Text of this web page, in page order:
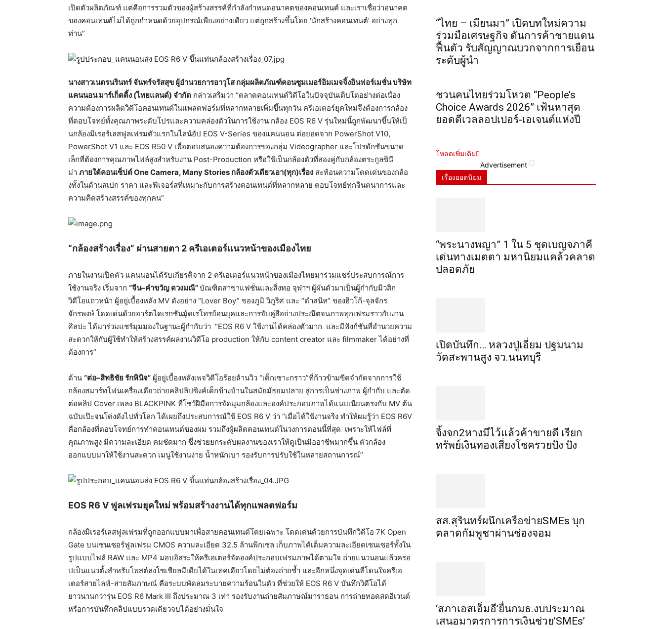
เปิดตัวผลิตภัณฑ์ แต่คือการรวมตัวของผู้สร้างสรรค์ที่กำลังกำหนดอนาคตของคอนเทนต์ และเราเชื่อว่าอนาคต
ของคอนเทนต์ไม่ได้ถูกกำหนดด้วยอุปกรณ์เพียงอย่างเดียว แต่ถูกสร้างขึ้นโดย ‘นักสร้างคอนเทนต์’ อย่างทุก
ท่าน”
นางสาวเนตรนรินทร์ จันทร์จรัสสุข ผู้อำนวยการอาวุโส กลุ่มผลิตภัณฑ์คอนซูมเมอร์อิมเมจจิ้งอินฟอร์เมชั่น บริษัท
แคนนอน มาร์เก็ตติ้ง (ไทยแลนด์) จำกัด กล่าวเสริมว่า “ตลาดคอนเทนต์วิดีโอในปัจจุบันเติบโตอย่างต่อเนื่อง
ความต้องการผลิตวิดีโอคอนเทนต์ในแพลตฟอร์มที่หลากหลายเพิ่มขึ้นทุกวัน ครีเอเตอร์ยุคใหม่จึงต้องการกล้อง
ที่ตอบโจทย์ทั้งคุณภาพระดับโปรและความคล่องตัวในการใช้งาน กล้อง EOS R6 V รุ่นใหม่นี้ถูกพัฒนาขึ้นให้เป็
นกล้องมิเรอร์เลสฟูลเฟรมตัวแรกในไลน์อัป EOS V-Series ของแคนนอน ต่อยอดจาก PowerShot V10,
PowerShot V1 และ EOS R50 V เพื่อตอบสนองความต้องการของกลุ่ม Videographer และโปรดักชันขนาด
เล็กที่ต้องการคุณภาพไฟล์สูงสำหรับงาน Post-Production หรือใช้เป็นกล้องตัวที่สองคู่กับกล้องตระกูลซินี
ม่า ภายใต้คอนเซ็ปต์ One Camera, Many Stories กล้องตัวเดียวเอา(ทุก)เรื่อง สะท้อนความโดดเด่นของกล้อ
งทั้งในด้านสเปก ราคา และฟีเจอร์สที่เหมาะกับการสร้างคอนเทนต์ที่หลากหลาย ตอบโจทย์ทุกจินตนาการและ
ความคิดสร้างสรรค์ของทุกคน”
“กล้องสร้างเรื่อง” ผ่านสายตา 2 ครีเอเตอร์แนวหน้าของเมืองไทย
ภายในงานเปิดตัว แคนนอนได้รับเกียรติจาก 2 ครีเอเตอร์แนวหน้าของเมืองไทยมาร่วมแชร์ประสบการณ์การ
ใช้งานจริง เริ่มจาก “จีน–คำขวัญ ดวงมณี”บัณฑิตสาขาแฟชั่นและสิ่งทอ จุฬาฯ ผู้ผันตัวมาเป็นผู้กำกับมิวสิก
วิดีโอแถวหน้า ผู้อยู่เบื้องหลัง MV ดังอย่าง “Lover Boy” ของภูมิ วิภูริศ และ “ดำสนิท” ของฮิวโก้-จุลจักร
จักรพงษ์ โดดเด่นด้วยอาร์ตไดเรกชันมู้ดเรโทรย้อนยุคและการจับคู่สีอย่างประณีตจนภาพทุกเฟรมราวกับงาน
ศิลปะ ได้มาร่วมแชร์มุมมองในฐานะผู้กำกับว่า “EOS R6 V ใช้งานได้คล่องตัวมาก และมีฟังก์ชันที่อำนวยความ
สะดวกให้กับผู้ใช้ทำให้สร้างสรรค์ผลงานวิดีโอ production ให้กับ content creator และ filmmaker ได้อย่างที่
ต้องการ”
ด้าน “ต่อ–สิทธิชัย รักพินิจ” ผู้อยู่เบื้องหลังเพจวิดีโอร้อยล้านวิว “เด็กเซาะกราว”ที่ก้าวข้ามขีดจำกัดจากการใช้
กล้องสมาร์ทโฟนเครื่องเดียวถ่ายคลิปลิปซิงค์เด็กข้างบ้านในสมัยมัธยมปลาย สู่การเป็นช่างภาพ ผู้กำกับ และตัด
ต่อคลิป Cover เพลง BLACKPINK ที่โชว์ฝีมือการจัดมุมกล้องและองค์ประกอบภาพได้แนบเนียนตรงกับ MV ต้น
ฉบับเป๊ะจนโด่งดังไปทั่วโลก ได้เผยถึงประสบการณ์ใช้ EOS R6 V ว่า “เมื่อได้ใช้งานจริง ทำให้ผมรู้ว่า EOS R6V
คือกล้องที่ตอบโจทย์การทำคอนเทนต์ของผม รวมถึงผู้ผลิตคอนเทนต์ในวงการตอนนี้ที่สุด เพราะให้ไฟล์ที่
คุณภาพสูง มีความละเอียด คมชัดมาก ซึ่งช่วยยกระดับผลงานของเราให้ดูเป็นมืออาชีพมากขึ้น ตัวกล้อง
ออกแบบมาให้ใช้งานสะดวก เมนูใช้งานง่าย น้ำหนักเบา รองรับการปรับใช้ในหลายสถานการณ์”
EOS R6 V ฟูลเฟรมยุคใหม่ พร้อมสร้างงานได้ทุกแพลตฟอร์ม
กล้องมิเรอร์เลสฟูลเฟรมที่ถูกออกแบบมาเพื่อสายคอนเทนต์โดยเฉพาะ โดดเด่นด้วยการบันทึกวิดีโอ 7K Open
Gate บนเซนเซอร์ฟูลเฟรม CMOS ความละเอียด 32.5 ล้านพิกเซล เก็บภาพได้เต็มความละเอียดเซนเซอร์ทั้งใน
รูปแบบไฟล์ RAW และ MP4 มอบอิสระให้ครีเอเตอร์จัดองค์ประกอบเฟรมภาพได้ตามใจ ถ่ายแนวนอนแล้วครอ
ปเป็นแนวตั้งสำหรับโพสต์ลงโซเชียลมีเดียได้ในเทคเดียวโดยไม่ต้องถ่ายซ้ำ และอีกหนึ่งจุดเด่นที่โดนใจครีเอ
เตอร์สายไลฟ์-สายสัมภาษณ์ คือระบบพัดลมระบายความร้อนในตัว ที่ช่วยให้ EOS R6 V บันทึกวิดีโอได้
ยาวนานกว่ารุ่น EOS R6 Mark III ถึงประมาณ 3 เท่า รองรับงานถ่ายสัมภาษณ์มาราธอน การถ่ายทอดสดอีเวนต์
หรือการบันทึกคลิปแบบรวดเดียวจบได้อย่างมั่นใจ
“ไทย – เมียนมา” เปิดบทใหม่ความ
ร่วมมือเศรษฐกิจ ดันการค้าชายแดน
ฟื้นตัว รับสัญญาณบวกจากการเยือน
ระดับผู้นำ
ชวนคนไทยร่วมโหวต “People’s
Choice Awards 2026” เฟ้นหาสุด
ยอดดีเวลลอปเปอร์-เอเจนต์แห่งปี
โหลดเพิ่มเติม
Advertisement
เรื่องยอดนิยม
“พระ​นาง​พญา” 1 ใน 5​ ชุดเบญจ​ภาคี​
เด่นทางเมตตา​ มหา​นิยม​แคล้วคลาด​
ปลอดภัย​
เปิดบันทึก… หลวงปู่เอี่ยม ​ปฐม​นาม​
วัดสะพานสูง​ จว.นนทบุรี
จิ้งจก​2​หาง​มีไว้แล้ว​ค้าขาย​ดี​ เรียก​
ทรัพย์เงินทอง​เสี่ยงโชค​รวยปัง​ ปัง​
สส.สุรินทร์ผนึกเครือข่ายSMEs บุก
ตลาดกัมพูชาผ่านช่องจอม
‘สภาเอสเอ็มอี’ยื่นกมธ.งบประมาณ
เสนอมาตรการการเงินช่วย’SMEs’